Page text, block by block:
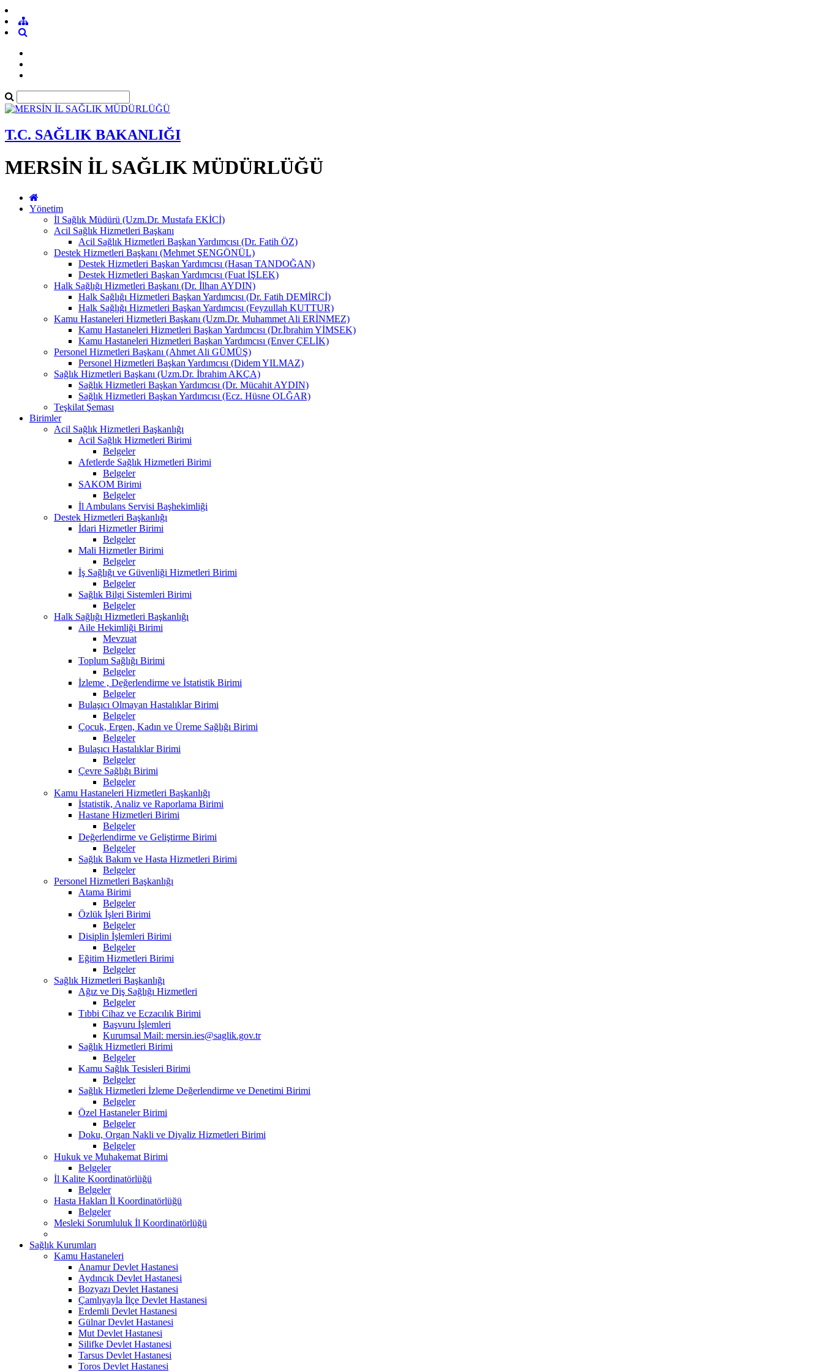
T.C. SAĞLIK BAKANLIĞI
MERSİN İL SAĞLIK MÜDÜRLÜĞÜ
Yönetim
İl Sağlık Müdürü (Uzm.Dr. Mustafa EKİCİ)
Acil Sağlık Hizmetleri Başkanı
Acil Sağlık Hizmetleri Başkan Yardımcısı (Dr. Fatih ÖZ)
Destek Hizmetleri Başkanı (Mehmet ŞENGÖNÜL)
Destek Hizmetleri Başkan Yardımcısı (Hasan TANDOĞAN)
Destek Hizmetleri Başkan Yardımcısı (Fuat İŞLEK)
Halk Sağlığı Hizmetleri Başkanı (Dr. İlhan AYDIN)
Halk Sağlığı Hizmetleri Başkan Yardımcısı (Dr. Fatih DEMİRCİ)
Halk Sağlığı Hizmetleri Başkan Yardımcısı (Feyzullah KUTTUR)
Kamu Hastaneleri Hizmetleri Başkanı (Uzm.Dr. Muhammet Ali ERİNMEZ)
Kamu Hastaneleri Hizmetleri Başkan Yardımcısı (Dr.İbrahim YİMSEK)
Kamu Hastaneleri Hizmetleri Başkan Yardımcısı (Enver ÇELİK)
Personel Hizmetleri Başkanı (Ahmet Ali GÜMÜŞ)
Personel Hizmetleri Başkan Yardımcısı (Didem YILMAZ)
Sağlık Hizmetleri Başkanı (Uzm.Dr. İbrahim AKÇA)
Sağlık Hizmetleri Başkan Yardımcısı (Dr. Mücahit AYDIN)
Sağlık Hizmetleri Başkan Yardımcısı (Ecz. Hüsne OLĞAR)
Teşkilat Şeması
Birimler
Acil Sağlık Hizmetleri Başkanlığı
Acil Sağlık Hizmetleri Birimi
Belgeler
Afetlerde Sağlık Hizmetleri Birimi
Belgeler
SAKOM Birimi
Belgeler
İl Ambulans Servisi Başhekimliği
Destek Hizmetleri Başkanlığı
İdari Hizmetler Birimi
Belgeler
Mali Hizmetler Birimi
Belgeler
İş Sağlığı ve Güvenliği Hizmetleri Birimi
Belgeler
Sağlık Bilgi Sistemleri Birimi
Belgeler
Halk Sağlığı Hizmetleri Başkanlığı
Aile Hekimliği Birimi
Mevzuat
Belgeler
Toplum Sağlığı Birimi
Belgeler
İzleme , Değerlendirme ve İstatistik Birimi
Belgeler
Bulaşıcı Olmayan Hastalıklar Birimi
Belgeler
Çocuk, Ergen, Kadın ve Üreme Sağlığı Birimi
Belgeler
Bulaşıcı Hastalıklar Birimi
Belgeler
Çevre Sağlığı Birimi
Belgeler
Kamu Hastaneleri Hizmetleri Başkanlığı
İstatistik, Analiz ve Raporlama Birimi
Hastane Hizmetleri Birimi
Belgeler
Değerlendirme ve Geliştirme Birimi
Belgeler
Sağlık Bakım ve Hasta Hizmetleri Birimi
Belgeler
Personel Hizmetleri Başkanlığı
Atama Birimi
Belgeler
Özlük İşleri Birimi
Belgeler
Disiplin İşlemleri Birimi
Belgeler
Eğitim Hizmetleri Birimi
Belgeler
Sağlık Hizmetleri Başkanlığı
Ağız ve Diş Sağlığı Hizmetleri
Belgeler
Tıbbi Cihaz ve Eczacılık Birimi
Başvuru İşlemleri
Kurumsal Mail: mersin.ies@saglik.gov.tr
Sağlık Hizmetleri Birimi
Belgeler
Kamu Sağlık Tesisleri Birimi
Belgeler
Sağlık Hizmetleri İzleme Değerlendirme ve Denetimi Birimi
Belgeler
Özel Hastaneler Birimi
Belgeler
Doku, Organ Nakli ve Diyaliz Hizmetleri Birimi
Belgeler
Hukuk ve Muhakemat Birimi
Belgeler
İl Kalite Koordinatörlüğü
Belgeler
Hasta Hakları İl Koordinatörlüğü
Belgeler
Mesleki Sorumluluk İl Koordinatörlüğü
Sağlık Kurumları
Kamu Hastaneleri
Anamur Devlet Hastanesi
Aydıncık Devlet Hastanesi
Bozyazı Devlet Hastanesi
Çamlıyayla İlçe Devlet Hastanesi
Erdemli Devlet Hastanesi
Gülnar Devlet Hastanesi
Mut Devlet Hastanesi
Silifke Devlet Hastanesi
Tarsus Devlet Hastanesi
Toros Devlet Hastanesi